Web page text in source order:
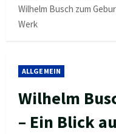
Wilhelm Busch zum
Werk
ALLGEMEIN
Wilhelm
– Ein Blick